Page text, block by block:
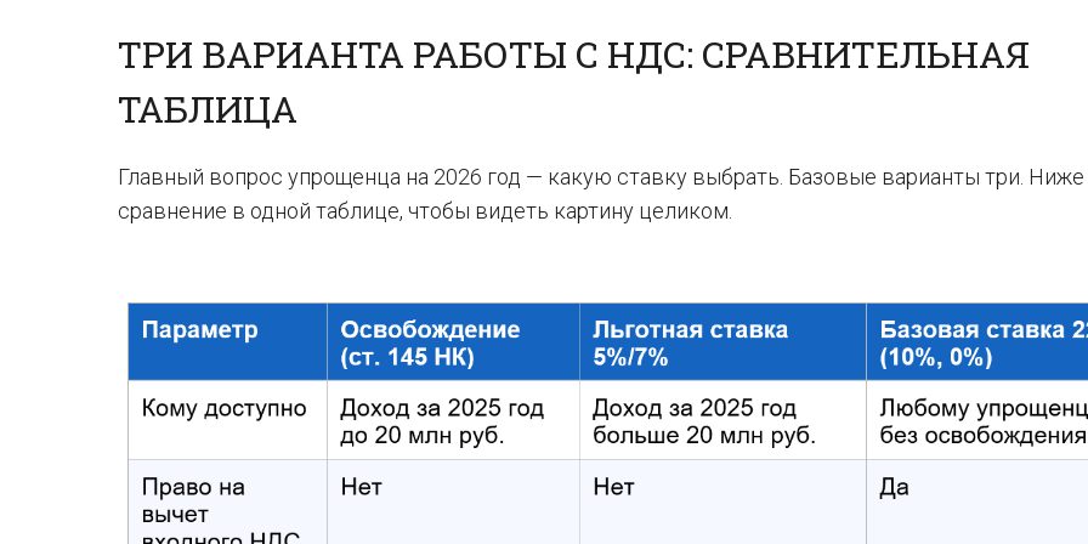
ТРИ ВАРИАНТА РАБОТЫ С НДС: СРАВНИТЕЛЬНАЯ
ТАБЛИЦА
Главный вопрос упрощенца на 2026 год — какую ставку выбрать. Базовые варианты три.
сравнение в одной таблице, чтобы видеть картину целиком.